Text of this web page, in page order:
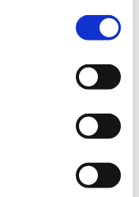
δηλώνουν
και 55,5%
«πέφτουν»
την Κεντροδεξιά